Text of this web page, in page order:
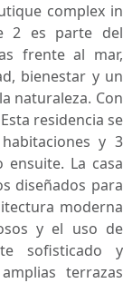
complex in
2 es parte del
frente al mar,
bienestar y un
naturaleza. Con
residencia se
y 3
La casa
diseñados para
moderna
y el uso de
sofisticado y
terrazas